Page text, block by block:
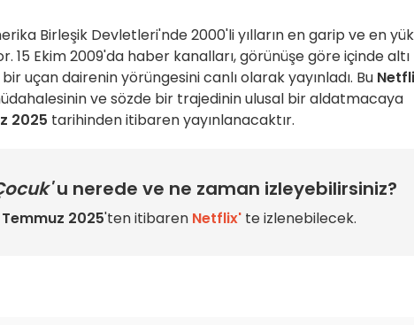
Birleşik Devletleri'nde 2000'li yılların en garip ve en
15 Ekim 2009'da haber kanalları, görünüşe göre içinde altı
uçan dairenin yörüngesini canlı olarak yayınladı. Bu
ve sözde bir trajedinin ulusal bir aldatmacaya
2025 tarihinden itibaren yayınlanacaktır.
u nerede ve ne zaman izleyebilirsiniz?
Temmuz 2025'ten itibaren Netflix' te izlenebilecek.